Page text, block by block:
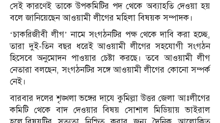
সেই কারণেই তাকে উপকমিটির পদ থেকে অব্যাহতি দেওয়া হয়
বলে জানিয়েছেন আওয়ামী লীগের মহিলা বিষয়ক সম্পাদক।
‘চাকরিজীবী লীগ’ নামে সংগঠনটির পক্ষ থেকে দাবি করা হচ্ছে,
তারা দুই-তিন বছর ধরেই আওয়ামী লীগের সহযোগী সংগঠন
হিসেবে অনুমোদন পাওয়ার চেষ্টা করছে। তবে আওয়ামী লীগ
নেতারা বলছেন, সংগঠনটির সঙ্গে আওয়ামী লীগের কোনো সম্পর্ক
নেই।
বারবার দলের শৃঙ্খলা ভঙ্গের দা্যে কুমিল্লা উত্তর জেলা আঃলীগের
কমিটি থেকে বাদ দেওয়ার বিষয় সোশাল মিডিয়ায় ভাইরাল